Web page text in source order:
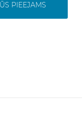
PIEEJAMS